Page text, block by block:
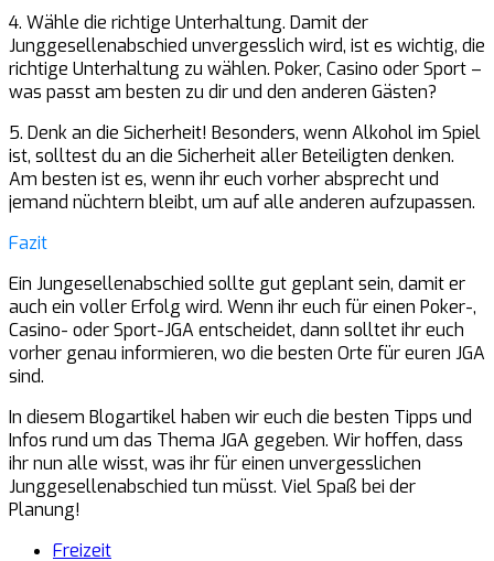
4. Wähle die richtige Unterhaltung. Damit der
Junggesellenabschied unvergesslich wird, ist es wichtig, die
richtige Unterhaltung zu wählen. Poker, Casino oder Sport –
was passt am besten zu dir und den anderen Gästen?
5. Denk an die Sicherheit! Besonders, wenn Alkohol im Spiel
ist, solltest du an die Sicherheit aller Beteiligten denken.
Am besten ist es, wenn ihr euch vorher absprecht und
jemand nüchtern bleibt, um auf alle anderen aufzupassen.
Fazit
Ein Jungesellenabschied sollte gut geplant sein, damit er
auch ein voller Erfolg wird. Wenn ihr euch für einen Poker-,
Casino- oder Sport-JGA entscheidet, dann solltet ihr euch
vorher genau informieren, wo die besten Orte für euren JGA
sind.
In diesem Blogartikel haben wir euch die besten Tipps und
Infos rund um das Thema JGA gegeben. Wir hoffen, dass
ihr nun alle wisst, was ihr für einen unvergesslichen
Junggesellenabschied tun müsst. Viel Spaß bei der
Planung!
Freizeit